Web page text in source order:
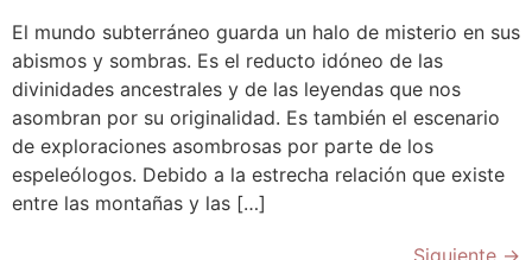
El mundo subterráneo guarda un halo de misterio en sus
abismos y sombras. Es el reducto idóneo de las
divinidades ancestrales y de las leyendas que nos
asombran por su originalidad. Es también el escenario
de exploraciones asombrosas por parte de los
espeleólogos. Debido a la estrecha relación que existe
entre las montañas y las […]
Siguiente →